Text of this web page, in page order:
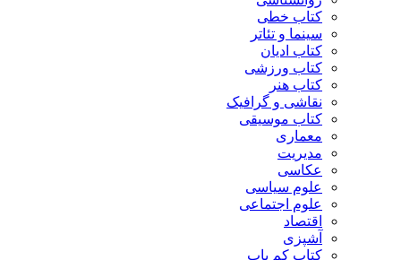
کتاب خطی
سینما و تئاتر
کتاب ادیان
کتاب ورزشی
کتاب هنر
نقاشی و گرافیک
کتاب موسیقی
معماری
مدیریت
عکاسی
علوم سیاسی
علوم اجتماعی
اقتصاد
آشپزی
کتاب کم یاب